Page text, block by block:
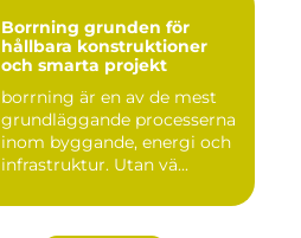
Borrning grunden för
hållbara konstruktioner
och smarta projekt
borrning är en av de mest
grundläggande processerna
inom byggande, energi och
infrastruktur. Utan vä...